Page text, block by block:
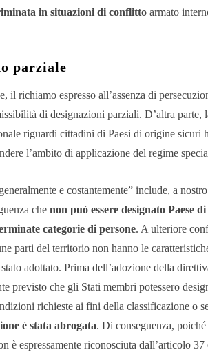
in situazioni di conflitto armato
parziale
richiamo espresso all’assenza di
di designazioni parziali. D’altra parte,
riguardi cittadini di Paesi di origine sicuri
l’ambito di applicazione del regime
e costantemente” include, a
che non può essere designato Paese
categorie di persone. A ulteriore
parti del territorio non hanno le
adottato. Prima dell’adozione della
previsto che gli Stati membri potessero
richieste ai fini della classificazione o
è stata abrogata. Di conseguenza, poiché
è espressamente riconosciuta dall’articolo 37